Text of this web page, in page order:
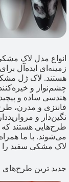
انواع مدل لاک
زمینه‌ای ایده‌آل
هستند. لاک ژل مشکی
چشم‌نواز و
هندسی ساده و
فانتزی و مدرن،
نگین‌دار و
طرح‌هایی هستند که
می‌شوند. با ما
لاک مشکی سفید را
جدید ترین